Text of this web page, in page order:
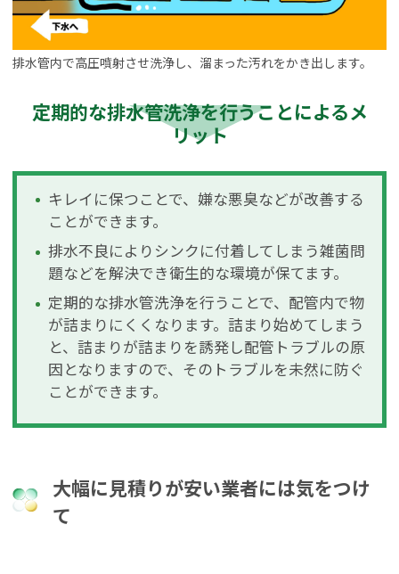
排水管内で高圧噴射させ洗浄し、溜まった汚れをかき出します。
定期的な排水管洗浄を行うことによるメ
リット
キレイに保つことで、嫌な悪臭などが改善する
ことができます。
排水不良によりシンクに付着してしまう雑菌問
題などを解決でき衛生的な環境が保てます。
定期的な排水管洗浄を行うことで、配管内で物
が詰まりにくくなります。詰まり始めてしまう
と、詰まりが詰まりを誘発し配管トラブルの原
因となりますので、そのトラブルを未然に防ぐ
ことができます。
大幅に見積りが安い業者には気をつけ
て